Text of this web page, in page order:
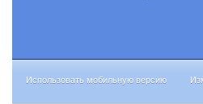
Использовать мобильную версию